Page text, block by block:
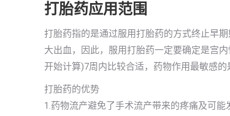
打胎药应用范围
打胎药指的是通过服用打胎药的方式终止早
大出血，因此，服用打胎药一定要确定是宫
开始计算)7周内比较合适，药物作用最敏感的
打胎药的优势
1.药物流产避免了手术流产带来的疼痛及可能